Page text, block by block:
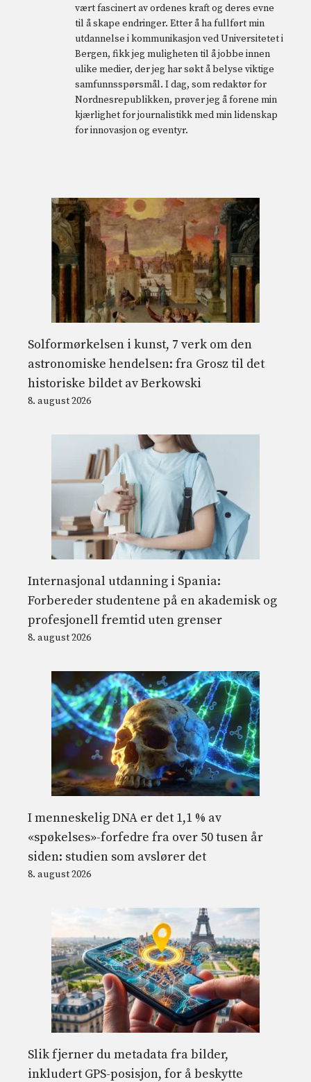
vært fascinert av ordenes kraft og deres evne
til å skape endringer. Etter å ha fullført min
utdannelse i kommunikasjon ved Universitetet i
Bergen, fikk jeg muligheten til å jobbe innen
ulike medier, der jeg har søkt å belyse viktige
samfunnsspørsmål. I dag, som redaktør for
Nordnesrepublikken, prøver jeg å forene min
kjærlighet for journalistikk med min lidenskap
for innovasjon og eventyr.
Solformørkelsen i kunst, 7 verk om den
astronomiske hendelsen: fra Grosz til det
historiske bildet av Berkowski
8. august 2026
Internasjonal utdanning i Spania:
Forbereder studentene på en akademisk og
profesjonell fremtid uten grenser
8. august 2026
I menneskelig DNA er det 1,1 % av
«spøkelses»-forfedre fra over 50 tusen år
siden: studien som avslører det
8. august 2026
Slik fjerner du metadata fra bilder,
inkludert GPS-posisjon, for å beskytte